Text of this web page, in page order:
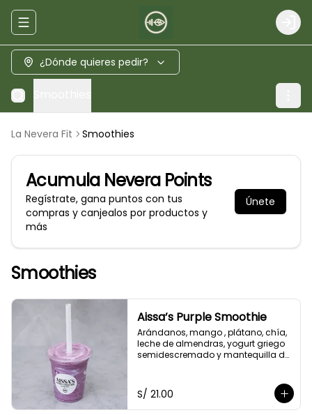
Abrir menu de navegación Login
¿Dónde quieres pedir?
La Nevera Fit Smoothies
Acumula Nevera Points
Regístrate, gana puntos con tus
compras y canjealos por productos y
más
Únete
Smoothies
Aissa’s Purple Smoothie
Arándanos, mango , plátano, chía,
leche de almendras, yogurt griego
semidescremado y mantequilla de
S/ 21.00